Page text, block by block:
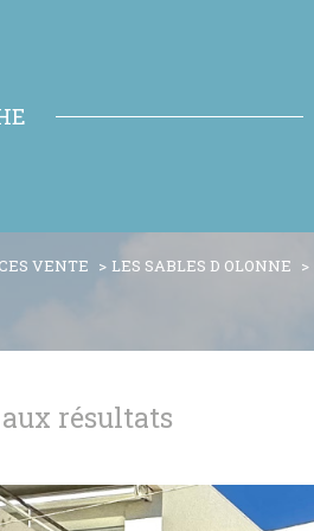
VENTE LES SABLES D OLONNE
résultats